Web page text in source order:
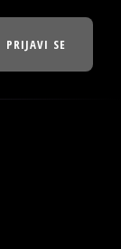
PRIJAVI SE